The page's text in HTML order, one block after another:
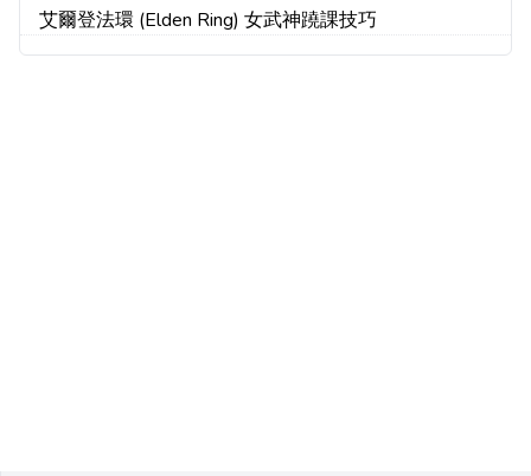
艾爾登法環 (Elden Ring) 女武神蹺課技巧